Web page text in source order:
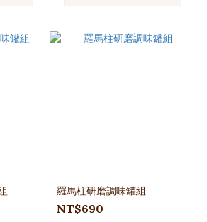
羅馬柱研磨調味罐組
NT$690